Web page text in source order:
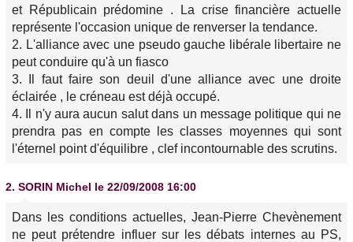
et Républicain prédomine . La crise financière actuelle
représente l'occasion unique de renverser la tendance.
2. L'alliance avec une pseudo gauche libérale libertaire ne
peut conduire qu'à un fiasco
3. Il faut faire son deuil d'une alliance avec une droite
éclairée , le créneau est déjà occupé.
4. Il n'y aura aucun salut dans un message politique qui ne
prendra pas en compte les classes moyennes qui sont
l'éternel point d'équilibre , clef incontournable des scrutins.
2. SORIN Michel le 22/09/2008 16:00
Dans les conditions actuelles, Jean-Pierre Chevènement
ne peut prétendre influer sur les débats internes au PS,